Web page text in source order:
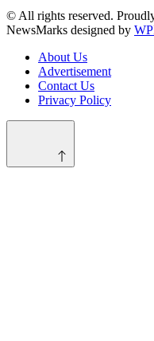
© All rights reserved.
NewsMarks designed by
About Us
Advertisement
Contact Us
Privacy Policy